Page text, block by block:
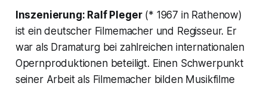
Inszenierung: Ralf Pleger(* 1967 in Rathenow)
ist ein deutscher Filmemacher und Regisseur. Er
war als Dramaturg bei zahlreichen internationalen
Opernproduktionen beteiligt. Einen Schwerpunkt
seiner Arbeit als Filmemacher bilden Musikfilme